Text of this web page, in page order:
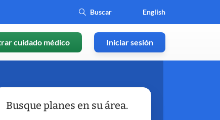
English
cuidado médico Iniciar sesión
Busque planes en su área.